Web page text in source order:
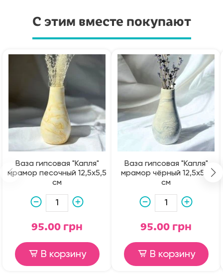
С этим вместе покупают
Ваза гипсовая "Капля"
мрамор песочный 12,5х5,5
см
95.00 грн
В корзину
Ваза гипсовая "Капля"
мрамор чёрный 12,5х5,5
см
95.00 грн
В корзину